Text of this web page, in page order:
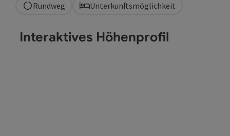
Rundweg Unterkunftsmöglichkeit
Interaktives Höhenprofil